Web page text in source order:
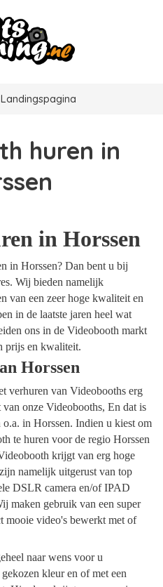
Landingspagina
huren in
in Horssen
in Horssen? Dan bent u bij
Wij bieden namelijk
van een zeer hoge kwaliteit en
in de laatste jaren heel wat
ons in de Videobooth markt
prijs en kwaliteit.
Horssen
verhuren van Videobooths erg
onze Videobooths, En dat is
in Horssen. Indien u kiest om
te huren voor de regio Horssen
krijgt van erg hoge
namelijk uitgerust van top
DSLR camera en/of IPAD
maken gebruik van een super
mooie video's bewerkt met of
naar wens voor u
kleur en of met een